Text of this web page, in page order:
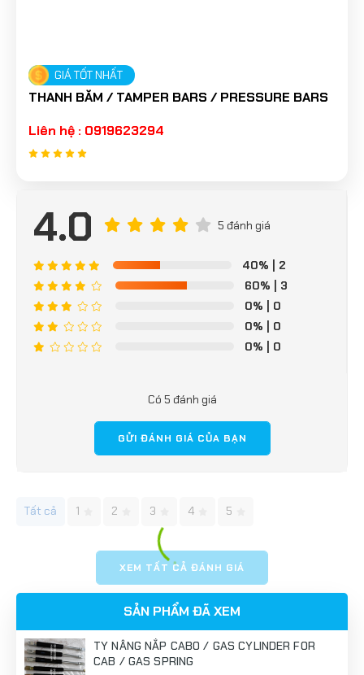
GIÁ TỐT NHẤT
THANH BĂM / TAMPER BARS / PRESSURE BARS
Liên hệ : 0919623294
4.0 5 đánh giá
40% | 2
60% | 3
0% | 0
0% | 0
0% | 0
Có 5 đánh giá
GỬI ĐÁNH GIÁ CỦA BẠN
Tất cả 1 2 3 4 5
XEM TẤT CẢ ĐÁNH GIÁ
SẢN PHẨM ĐÃ XEM
TY NÂNG NẮP CABO / GAS CYLINDER FOR
CAB / GAS SPRING